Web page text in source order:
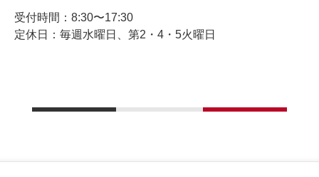
受付時間：8:30〜17:30
定休日：毎週水曜日、第2・4・5火曜日